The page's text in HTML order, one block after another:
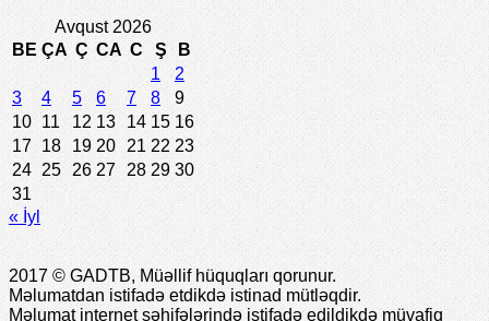
Avqust 2026
BE ÇA Ç CA C Ş
B
1
2
3
4 5 6 7 8
9
10 11 12 13 14 15 16
17 18 19 20 21 22 23
24 25 26 27 28 29 30
31
« İyl
2017 © GADTB, Müəllif hüquqları qorunur.
Məlumatdan istifadə etdikdə istinad mütləqdir.
Məlumat internet səhifələrində istifadə edildikdə müvafiq